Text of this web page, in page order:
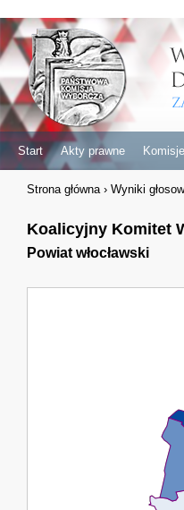
Start Akty prawne
Strona główna › Wyniki
Koalicyjny Komitet
Powiat włocławski